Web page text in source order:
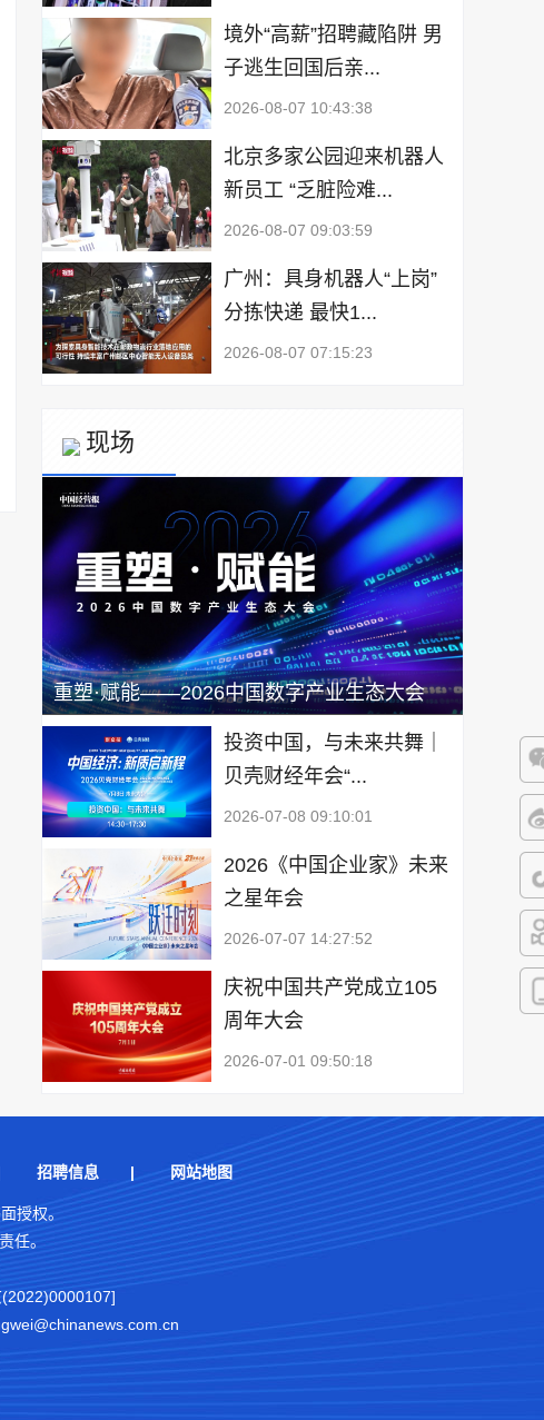
微
微
抖
快
境外“高薪”招聘藏陷阱 男
子逃生回国后亲...
2026-08-07 10:43:38
北京多家公园迎来机器人
新员工 “乏脏险难...
2026-08-07 09:03:59
广州：具身机器人“上岗”
分拣快递 最快1...
2026-08-07 07:15:23
现场
重塑·赋能——2026中国数字产业生态大会
投资中国，与未来共舞｜
贝壳财经年会“...
2026-07-08 09:10:01
2026《中国企业家》未来
之星年会
2026-07-07 14:27:52
庆祝中国共产党成立105
周年大会
2026-07-01 09:50:18
招聘信息 | 网站地图
授权。
任。